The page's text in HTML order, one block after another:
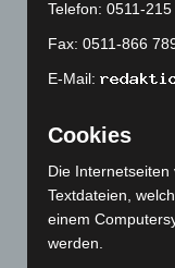
S. 1 Nr. 3 IfSG-
Landesregelung
Rechtssprache)
einschließt,
gleichzeitig
wird besonders
Telefon: 0511-
Fax: 0511-866
E-Mail:
Cookies
Die Internetseiten
Textdateien,
einem
werden.